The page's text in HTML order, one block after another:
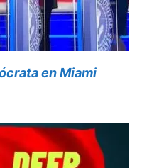
en Miami